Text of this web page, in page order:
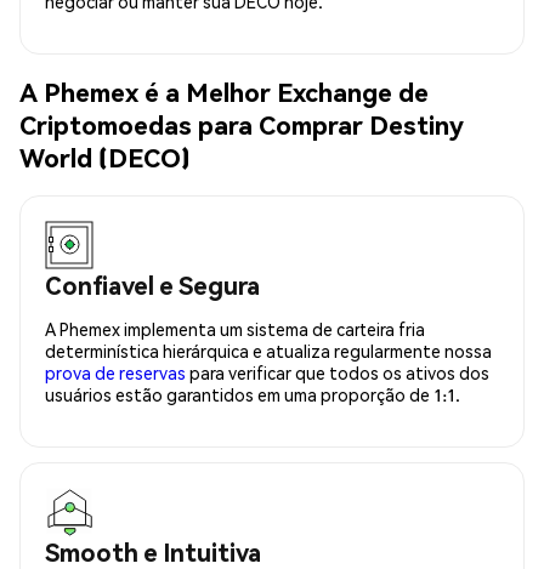
A Phemex é a Melhor Exchange de
Criptomoedas para Comprar Destiny
World (DECO)
Confiavel e Segura
A Phemex implementa um sistema de carteira fria
determinística hierárquica e atualiza regularmente nossa
prova de reservas para verificar que todos os ativos dos
usuários estão garantidos em uma proporção de 1:1.
Smooth e Intuitiva